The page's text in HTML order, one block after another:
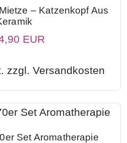
– Katzenkopf Aus
EUR
zzgl. Versandkosten
Set Aromatherapie